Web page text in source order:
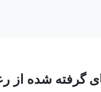
گرفته شده از